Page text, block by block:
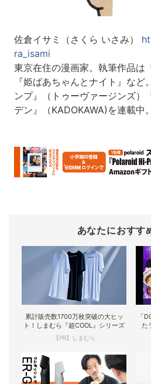
佐倉イサミ（さくら いさみ）
ra_isami
東京在住の漫画家。執筆作品は
『姫ばあちゃんとナイト』など
ンプ』（トゥーヴァージンズ）
デン』（KADOKAWA)を連載中。
あなたにおすす
累計販売数1700万枚突破の大ヒッ
ト！しまむら『超COOL』シリーズ
【PR】しまむら
「
た